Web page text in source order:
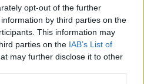
opt-out of the further
by third parties on the
This information may
parties on the IAB’s List of
may further disclose it to other
ότι τα σημεία που
ζημιές και
Ίχορ Κλιμένκοδήλωσε
όταν οι ρωσικές